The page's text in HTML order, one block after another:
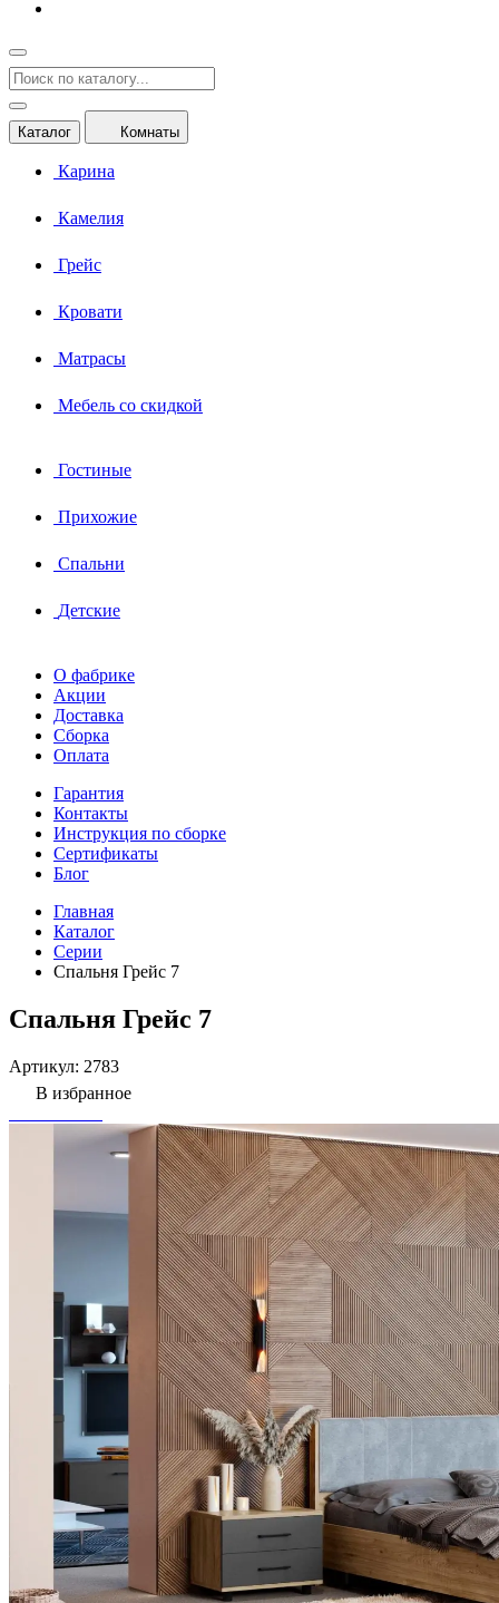
Каталог Комнаты
Карина
Камелия
Грейс
Кровати
Матрасы
Мебель со скидкой
Гостиные
Прихожие
Спальни
Детские
О фабрике
Акции
Доставка
Сборка
Оплата
Гарантия
Контакты
Инструкция по сборке
Сертификаты
Блог
Главная
Каталог
Серии
Спальня Грейс 7
Спальня Грейс 7
Артикул: 2783
В избранное